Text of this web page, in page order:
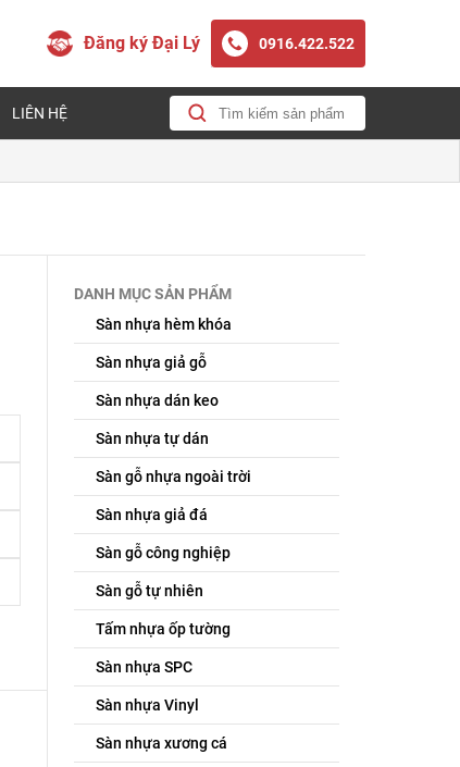
Đăng ký Đại Lý 0916.422.522
LIÊN HỆ
DANH MỤC SẢN PHẨM
Sàn nhựa hèm khóa
Sàn nhựa giả gỗ
Sàn nhựa dán keo
Sàn nhựa tự dán
Sàn gỗ nhựa ngoài trời
Sàn nhựa giả đá
Sàn gỗ công nghiệp
Sàn gỗ tự nhiên
Tấm nhựa ốp tường
Sàn nhựa SPC
Sàn nhựa Vinyl
Sàn nhựa xương cá